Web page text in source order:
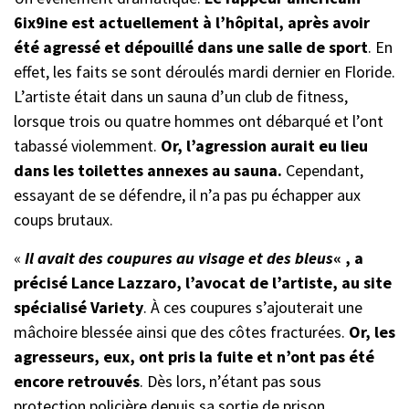
6ix9ine est actuellement à l’hôpital, après avoir
été agressé et dépouillé dans une salle de sport. En
effet, les faits se sont déroulés mardi dernier en Floride.
L’artiste était dans un sauna d’un club de fitness,
lorsque trois ou quatre hommes ont débarqué et l’ont
tabassé violemment. Or, l’agression aurait eu lieu
dans les toilettes annexes au sauna. Cependant,
essayant de se défendre, il n’a pas pu échapper aux
coups brutaux.
« Il avait des coupures au visage et des bleus« , a
précisé Lance Lazzaro, l’avocat de l’artiste, au site
spécialisé Variety. À ces coupures s’ajouterait une
mâchoire blessée ainsi que des côtes fracturées. Or, les
agresseurs, eux, ont pris la fuite et n’ont pas été
encore retrouvés. Dès lors, n’étant pas sous